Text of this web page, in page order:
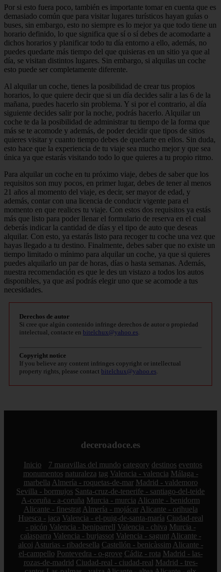
Por si esto fuera poco, también es importante tomar en cuenta que es
demasiado común que para visitar lugares turísticos hayan guías o
buses, sin embargo, esto no siempre es lo mejor ya que todo tiene un
horario definido, lo que significa que sí o sí debes de acomodarte a
dichos horarios y planificar todo tu día entorno a ello, además, no
puedes quedarte más tiempo del que quisieras en un sitio ya que al
día, se visitan distintos lugares. Sin embargo, si alquilas un coche
esto puede ser completamente diferente.
Al alquilar un coche, tienes la posibilidad de crear tus propios
horarios, lo que quiere decir que si un día decides salir a las 6 de la
mañana, puedes hacerlo sin problema. Y si por el contrario, al día
siguiente decides salir por la noche, podrás hacerlo. Alquilar un
coche te da la posibilidad de administrar tu tiempo de la forma que
más se te acomode y además, de poder decidir que tipos de sitios
quieres visitar y cuanto tiempo debes de quedarte en ellos. Sin duda,
esto hace que la experiencia de tu viaje sea mucho mejor y que sea
única ya que estarás visitando todo lo que quieres a tu propio ritmo.
Para alquilar un coche en tu próximo viaje, debes de saber que los
requisitos son muy pocos, en primer lugar, debes de tener al menos
21 años al momento del viaje, es decir, ser mayor de edad, y
además, contar con una licencia de conducir vigente para el
momento en que realices tu viaje. Con estos dos requisitos ya estás
más que listo para poder llenar el formulario de reserva en el cual
deberás indicar la cantidad de días y el tipo de auto que deseas
alquilar. Con esto, ya estarás listo para recoger tu coche una vez que
hayas llegado a tu destino. Finalmente, debes saber que no existe un
tiempo limitado o mínimo para alquilar un coche, ya que si quieres
puedes alquilarlo un par de horas, días o hasta semanas. Además,
nuestra recomendación es que le des un vistazo a todos los autos
disponibles, ya que así podrás elegir uno que se acomode a tus
necesidades.
Derechos de autor
Si cree que algún contenido infringe derechos de autor o propiedad
intelectual, contacte en bitelchux@yahoo.es
Copyright notice
If you believe any content infringes copyright or intellectual
property rights, please contact bitelchux@yahoo.es
deceroadoce.es
Inicio 7 maravillas del mundo category destinos eventos
monumentos naturaleza tag Valencia - valencia Málaga -
marbella Almería - roquetas-de-mar Madrid - valdemoro
Sevilla - bormujos Santa-cruz-de-tenerife - santiago-del-teide
A-coruña - a-coruña Murcia - murcia Alicante - benidorm
Alicante - finestrat Almería - mojácar Alicante - orihuela
Huesca - jaca Valencia - el-puig-de-santa-maría Ciudad-real
- picón Valencia - beniparrell Valencia - chiva Murcia -
calasparra Valencia - burjassot Valencia - sagunt Alicante -
alcoi Asturias - ribadesella Castellón - benicàssim Alicante -
el-campello Pontevedra - o-grove Cádiz - rota Madrid - las-
rozas-de-madrid Ciudad-real - ciudad-real Madrid - tres-